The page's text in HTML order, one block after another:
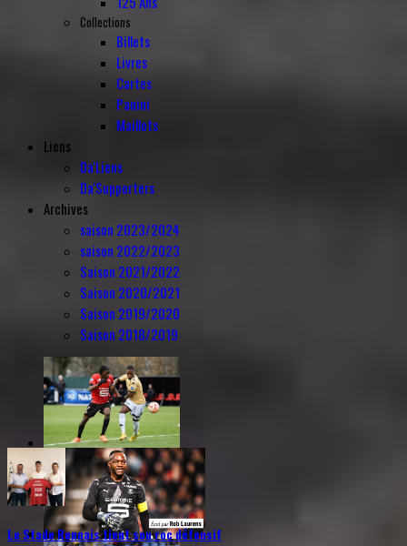
Collections
Billets
Livres
Cartes
Panini
Maillots
Liens
Da'Liens
Da'Supporters
Archives
saison 2023/2024
saison 2022/2023
Saison 2021/2022
Saison 2020/2021
Saison 2019/2020
Saison 2018/2019
Le Stade Rennais tient son roc défensif